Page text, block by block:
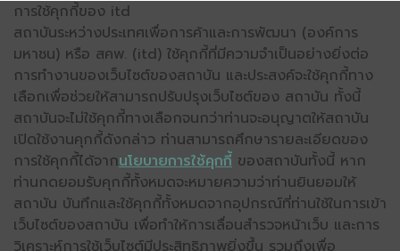
การใช้คุกกี้ของ itd
สถาบันระหว่างประเทศเพื่อการค้าและการพัฒนา (องค์การ
มหาชน) หรือ สคพ. (itd) ใช้คุกกี้ที่มีความจำเป็นอย่างยิ่งต่อ
การทำงานของเว็บไซต์ของสถาบัน และประสงค์จะใช้คุกกี้ทาง
เลือกเพื่อช่วยให้สามารถปรับปรุงเว็บไซต์ของ สถาบัน ทั้งนี้
สถาบันจะไม่ใช้คุกกี้ทางเลือกจนกว่าท่านจะอนุญาตให้สถาบัน
เปิดใช้งานคุกกี้ดังกล่าว ท่านสามารถศึกษารายละเอียดของ
การใช้คุกกี้ได้จากนโยบายการใช้คุกกี้ ของสถาบันทั้งนี้ หาก
ท่านกดยอมรับคุกกี้ทั้งหมดจะหมายความว่าท่านยินยอมให้
สถาบัน บันทึกและใช้คุกกี้ทั้งหมดจากอุปกรณ์ที่ท่านใช้ในการเข้า
เว็บไซต์ของสถาบัน เพื่อทำให้การเลื่อนสำรวจหน้าเว็บ และการ
วิเคราะห์การใช้เว็บไซต์มีประสิทธิภาพยิ่งขึ้น รวมถึงเพื่อ